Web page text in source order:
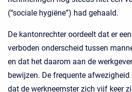
(“sociale hygiëne”) had gehaald.
De kantonrechter oordeelt dat er
verboden onderscheid tussen
en dat het daarom aan de
bewijzen. De frequente
dat de werkneemster zich vijf keer